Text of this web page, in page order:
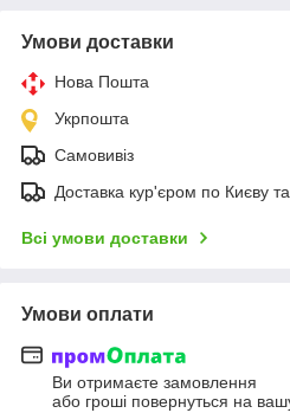
Умови доставки
Нова Пошта
Укрпошта
Самовивіз
Доставка кур'єром по Києву та
Всі умови доставки
Умови оплати
Ви отримаєте замовлення
або гроші повернуться на